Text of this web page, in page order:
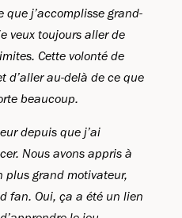
que j’accomplisse grand-
veux toujours aller de
Cette volonté de
d’aller au-delà de ce que
beaucoup.
depuis que j’ai
Nous avons appris à
plus grand motivateur,
fan. Oui, ça a été un lien